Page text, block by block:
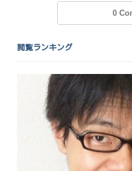
0
閲覧ランキング